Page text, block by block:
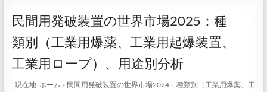
ー
民間用発破装置の世界市場2025：種
類別（工業用爆薬、工業用起爆装置、
工業用ロープ）、用途別分析
現在地:ホーム » 民間用発破装置の世界市場2024：種類別（工業用爆薬、工